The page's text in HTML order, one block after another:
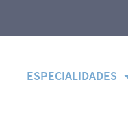
ESPECIALIDADES